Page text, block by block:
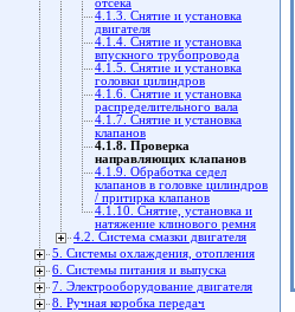
отсека
4.1.3. Снятие и установка
двигателя
4.1.4. Снятие и установка
впускного трубопровода
4.1.5. Снятие и установка
головки цилиндров
4.1.6. Снятие и установка
распределительного вала
4.1.7. Снятие и установка
клапанов
4.1.8. Проверка
направляющих клапанов
4.1.9. Обработка седел
клапанов в головке цилиндров
/ притирка клапанов
4.1.10. Снятие, установка и
натяжение клинового ремня
4.2. Система смазки двигателя
5. Системы охлаждения, отопления
6. Системы питания и выпуска
7. Электрооборудование двигателя
8. Ручная коробка передач